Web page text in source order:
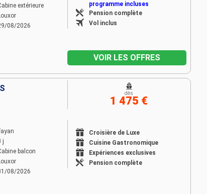
extérieure
08/2026
programme incluses
Pension complète
Vol inclus
VOIR LES OFFRES
j
balcon
08/2026
Croisière de Luxe
Cuisine Gastronomique
Expériences exclusives
Pension complète
dès
1 475 €